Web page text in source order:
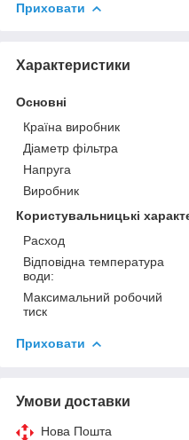
Приховати
Характеристики
Основні
Країна виробник
Діаметр фільтра
Напруга
Виробник
Користувальницькі
Расход
Відповідна температура
води:
Максимальний робочий
тиск
Приховати
Умови доставки
Нова Пошта